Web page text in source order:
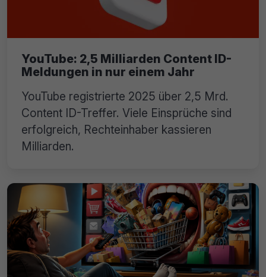
YouTube: 2,5 Milliarden Content ID-
Meldungen in nur einem Jahr
YouTube registrierte 2025 über 2,5 Mrd.
Content ID-Treffer. Viele Einsprüche sind
erfolgreich, Rechteinhaber kassieren
Milliarden.